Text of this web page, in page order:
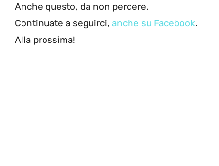
Anche questo, da non perdere.
Continuate a seguirci, anche su Facebook.
Alla prossima!